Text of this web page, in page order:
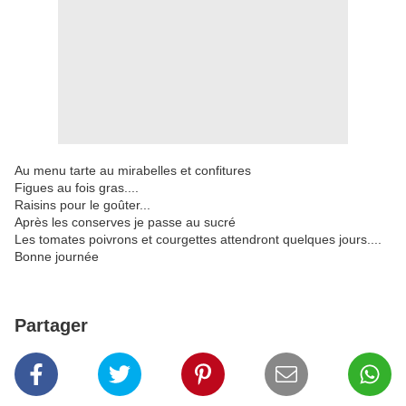
Au menu tarte au mirabelles et confitures
Figues au fois gras....
Raisins pour le goûter...
Après les conserves je passe au sucré
Les tomates poivrons et courgettes attendront quelques jours....
Bonne journée
Partager